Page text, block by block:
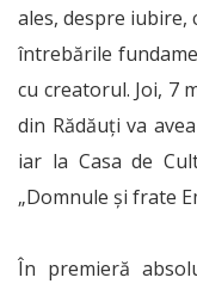
ales, despre iubire,
întrebările
cu creatorul. Joi, 7
din Rădăuți va
iar la Casa de
„Domnule şi frate
În premieră